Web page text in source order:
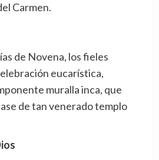
Carmen.
de Novena, los fieles
eucarística,
muralla inca, que
de tan venerado templo